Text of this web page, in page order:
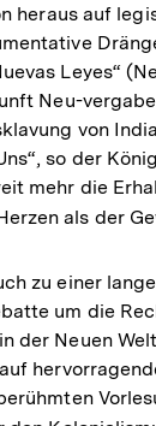
heraus auf
Leyes“
Neu-
von
so der
mehr die
als der
zu einer
um die
der Neuen